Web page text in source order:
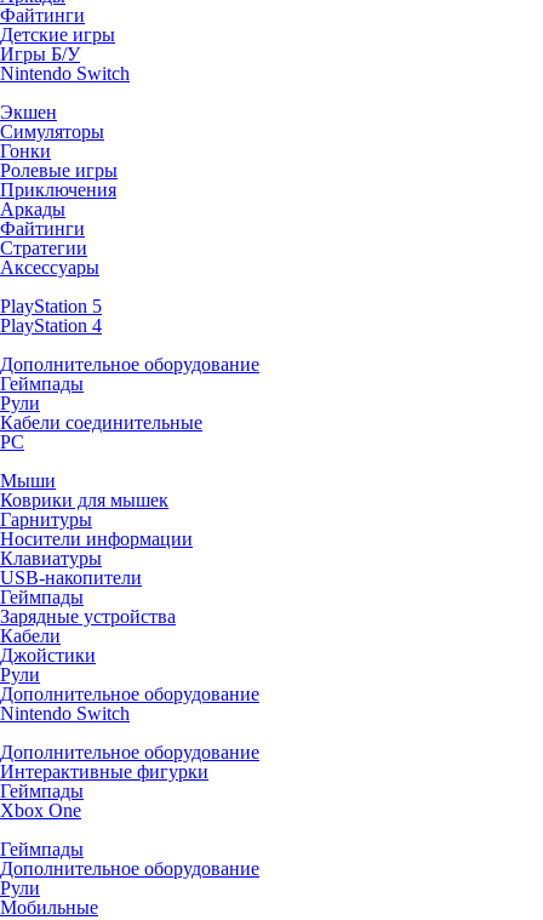
Файтинги
Детские игры
Игры Б/У
Nintendo Switch
Экшен
Симуляторы
Гонки
Ролевые игры
Приключения
Аркады
Файтинги
Стратегии
Аксессуары
PlayStation 5
PlayStation 4
Дополнительное оборудование
Геймпады
Рули
Кабели соединительные
PC
Мыши
Коврики для мышек
Гарнитуры
Носители информации
Клавиатуры
USB-накопители
Геймпады
Зарядные устройства
Кабели
Джойстики
Рули
Дополнительное оборудование
Nintendo Switch
Дополнительное оборудование
Интерактивные фигурки
Геймпады
Xbox One
Геймпады
Дополнительное оборудование
Рули
Мобильные